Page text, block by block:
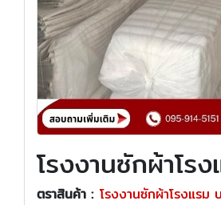
โรงงานซักผ้าโร
ตราสินค้า : โรงงานซักผ้าโรงแรม